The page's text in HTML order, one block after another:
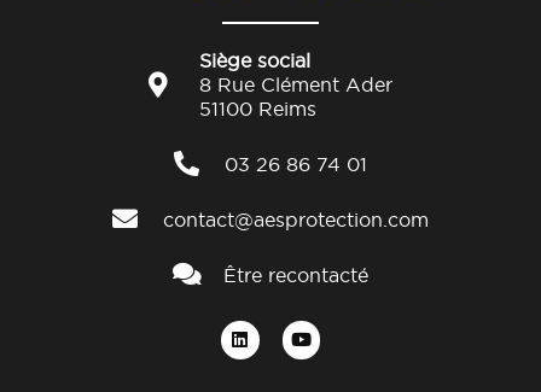
Siège social
8 Rue Clément Ader
51100 Reims
03 26 86 74 01
contact@aesprotection.com
Être recontacté